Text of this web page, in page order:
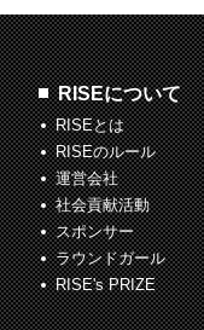
RISEについて
RISEとは
RISEのルール
運営会社
社会貢献活動
スポンサー
ラウンドガール
RISE's PRIZE